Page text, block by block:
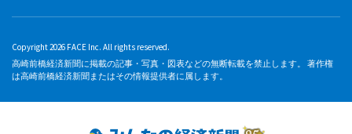
Copyright 2026 FACE Inc. All rights reserved.
高崎前橋経済新聞に掲載の記事・写真・図表などの無断転載を禁止します。 著作権
は高崎前橋経済新聞またはその情報提供者に属します。